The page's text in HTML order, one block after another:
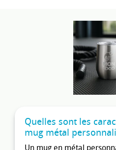
Quelles sont les
mug métal
Un mug en métal